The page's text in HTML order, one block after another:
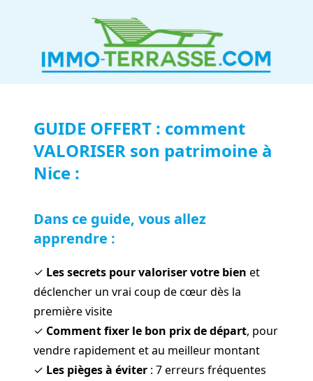
GUIDE OFFERT : comment
VALORISER son patrimoine à
Nice :
Dans ce guide, vous allez
apprendre :
✓ Les secrets pour valoriser votre bien et
déclencher un vrai coup de cœur dès la
première visite
✓ Comment fixer le bon prix de départ, pour
vendre rapidement et au meilleur montant
✓ Les pièges à éviter : 7 erreurs fréquentes